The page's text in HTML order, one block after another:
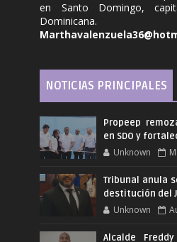
en Santo Domingo,
Dominicana.
NOTICIAS PRINCIPALES
Propeep
en SDO y
Unknown
Tribunal anula
destitución del
Unknown
Alcalde